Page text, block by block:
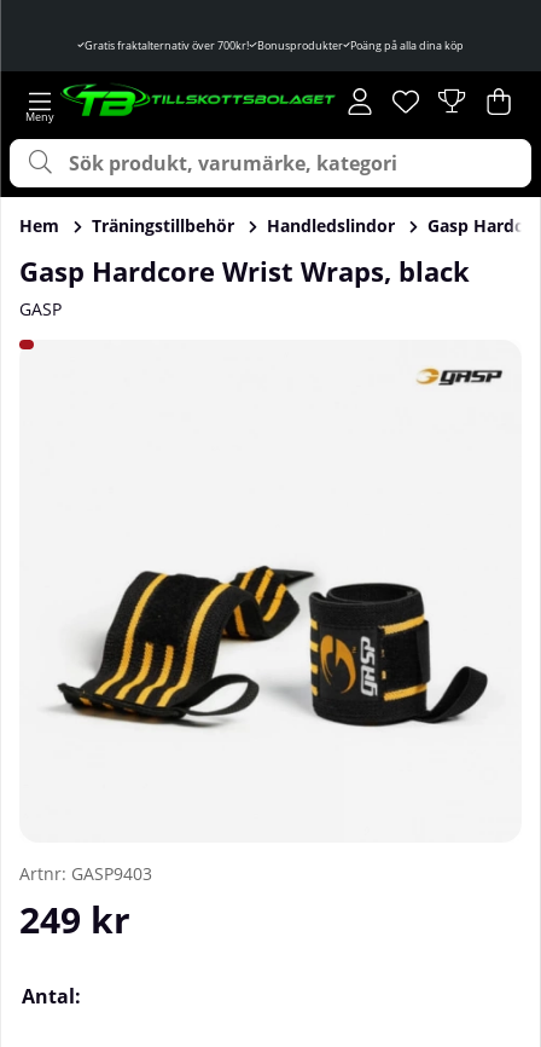
Gratis fraktalternativ över 700kr! Bonusprodukter Poäng på alla dina köp
Önskelista
Antal i
. .
Hem Träningstillbehör Handledslindor Gasp
Gasp Hardcore Wrist Wraps, black
GASP
Produktbilder Gasp Hardcore Wrist Wraps, black
Artnr: GASP9403
249 kr
Antal: